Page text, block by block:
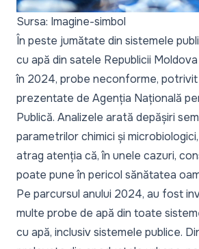
Sursa: Imagine-simbol
În peste jumătate din sistemele
cu apă din satele Republicii
în 2024, probe neconforme,
prezentate de Agenția Națională
Publică. Analizele arată depășiri
parametrilor chimici și
atrag atenția că, în unele cazuri,
poate pune în pericol sănătatea
Pe parcursul anului 2024, au fost
multe probe de apă din toate
cu apă, inclusiv sistemele publice.